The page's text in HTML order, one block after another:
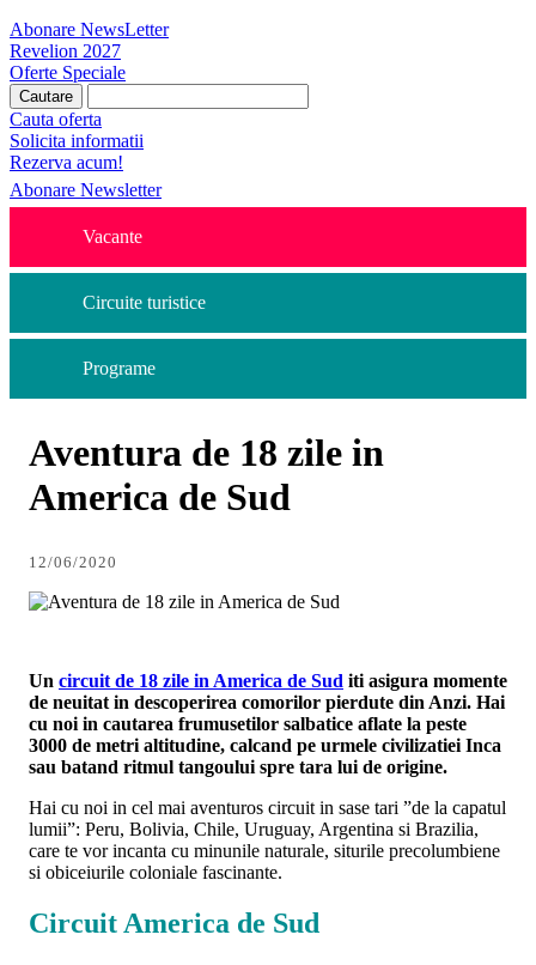
Abonare NewsLetter
Revelion 2027
Oferte Speciale
Cauta oferta
Solicita informatii
Rezerva acum!
Abonare Newsletter
Vacante
Circuite turistice
Programe
Aventura de 18 zile in
America de Sud
12/06/2020
Un circuit de 18 zile in America de Sud iti asigura momente
de neuitat in descoperirea comorilor pierdute din Anzi. Hai
cu noi in cautarea frumusetilor salbatice aflate la peste
3000 de metri altitudine, calcand pe urmele civilizatiei Inca
sau batand ritmul tangoului spre tara lui de origine.
Hai cu noi in cel mai aventuros circuit in sase tari ”de la capatul
lumii”: Peru, Bolivia, Chile, Uruguay, Argentina si Brazilia,
care te vor incanta cu minunile naturale, siturile precolumbiene
si obiceiurile coloniale fascinante.
Circuit America de Sud